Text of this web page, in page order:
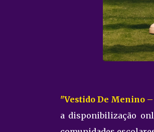
"Vestido De Menino –
a disponibilização